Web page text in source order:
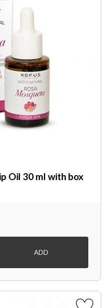
Oil 30 ml with box
ADD